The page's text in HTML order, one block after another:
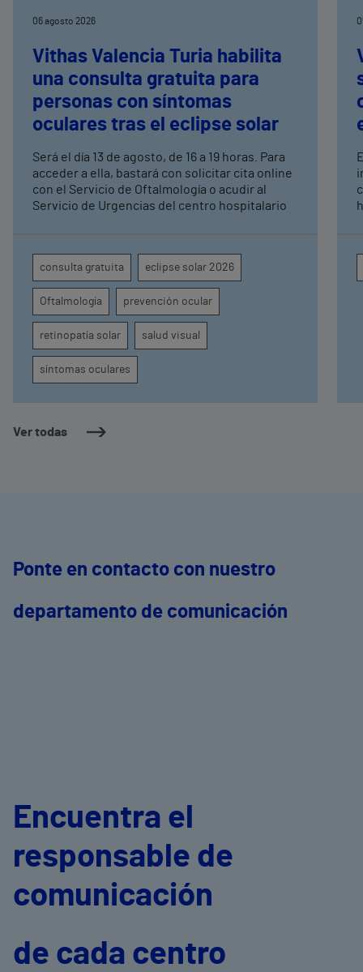
Ver todas
06 agosto 2026
Vithas Valencia Turia habilita
una consulta gratuita para
personas con síntomas
oculares tras el eclipse solar
Será el día 13 de agosto, de 16 a 19 horas. Para
acceder a ella, bastará con solicitar cita online
con el Servicio de Oftalmología o acudir al
Servicio de Urgencias del centro hospitalario
consulta gratuita eclipse solar 2026
Oftalmología prevención ocular
retinopatía solar salud visual
síntomas oculares
Ponte en contacto con nuestro
departamento de comunicación
Encuentra el
responsable de
comunicación
de cada centro